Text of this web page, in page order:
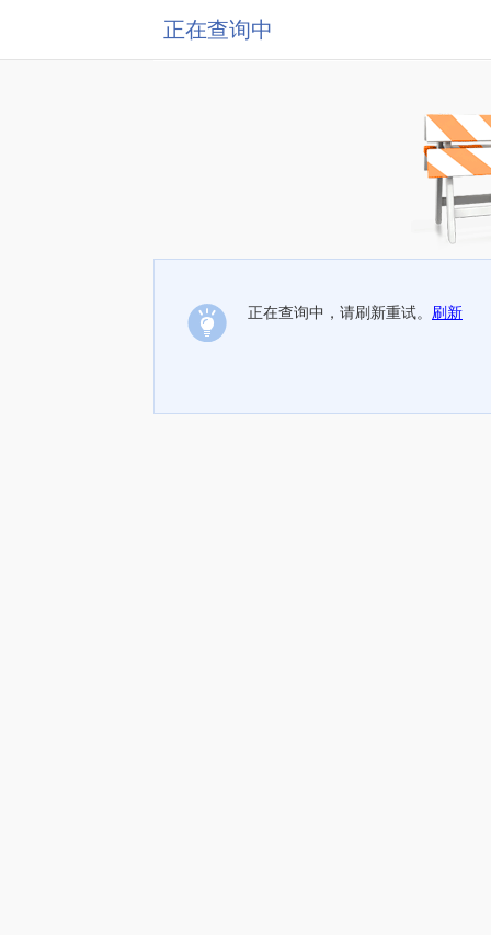
正在查询中
正在查询中，请刷新重试。 刷新